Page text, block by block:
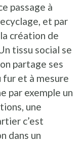
passage à
et par
création de
tissu social se
partage ses
fur et à mesure
par exemple un
une
c’est
dans un